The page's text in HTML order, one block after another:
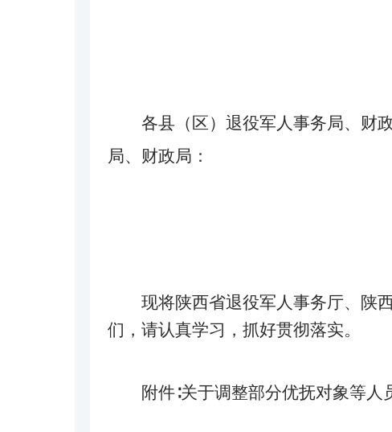
各县（区）退役军人事务局、财
局、财政局：
现将陕西省退役军人事务厅、陕
们，请认真学习，抓好贯彻落实。
附件∶关于调整部分优抚对象等